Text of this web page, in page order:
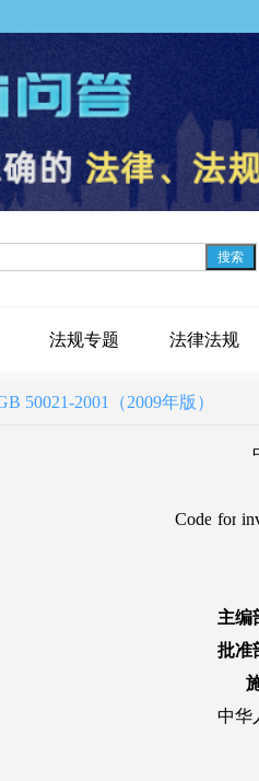
搜索
法规专题 法律法规
50021-2001（2009年版）